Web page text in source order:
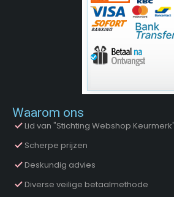
Waarom ons
Lid van "Stichting Webshop Keurmerk"
Scherpe prijzen
Deskundig advies
Diverse veilige betaalmethode